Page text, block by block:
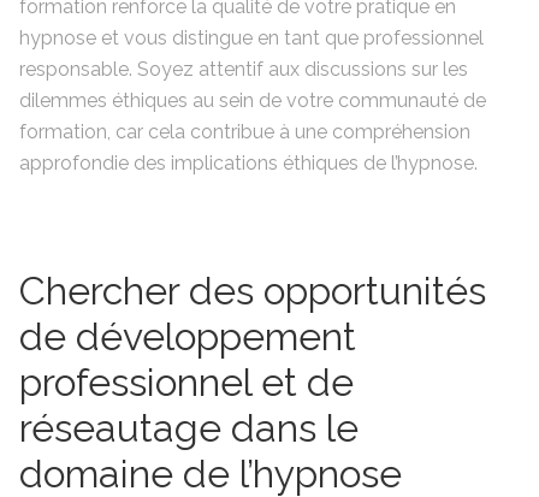
formation renforce la qualité de votre pratique en
hypnose et vous distingue en tant que professionnel
responsable. Soyez attentif aux discussions sur les
dilemmes éthiques au sein de votre communauté de
formation, car cela contribue à une compréhension
approfondie des implications éthiques de l’hypnose.
Chercher des opportunités
de développement
professionnel et de
réseautage dans le
domaine de l’hypnose